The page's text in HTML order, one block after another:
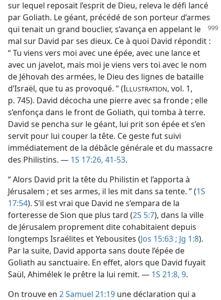
sur lequel reposait l’esprit de Dieu, releva le défi lancé
par Goliath. Le géant, précédé de son porteur d’armes
qui tenait un grand bouclier, s’avança en appelant le
mal sur David par ses dieux. Ce à quoi David répondit :
“ Tu viens vers moi avec une épée, avec une lance et
avec un javelot, mais moi je viens vers toi avec le nom
de Jéhovah des armées, le Dieu des lignes de bataille
d’Israël, que tu as provoqué. ” (ILLUSTRATION, vol. 1,
p. 745). David décocha une pierre avec sa fronde ; elle
s’enfonça dans le front de Goliath, qui tomba à terre.
David se pencha sur le géant, lui prit son épée et s’en
servit pour lui couper la tête. Ce geste fut suivi
immédiatement de la débâcle générale et du massacre
des Philistins. — 1S 17:26, 41-53.
“ Alors David prit la tête du Philistin et l’apporta à
Jérusalem ; et ses armes, il les mit dans sa tente. ” (1S
17:54). S’il est vrai que David ne s’empara de la
forteresse de Sion que plus tard (2S 5:7), dans la ville
de Jérusalem proprement dite cohabitaient depuis
longtemps Israélites et Yebousites (Jos 15:63 ; Jg 1:8).
Par la suite, David apporta sans doute l’épée de
Goliath au sanctuaire. En effet, alors que David fuyait
Saül, Ahimélek le prêtre la lui remit. — 1S 21:8, 9.
On trouve en 2 Samuel 21:19 une déclaration qui a